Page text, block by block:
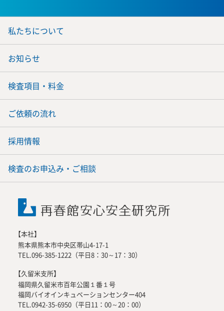
私たちについて
お知らせ
検査項目・料金
ご依頼の流れ
採用情報
検査のお申込み・ご相談
【本社】
熊本県熊本市中央区帯山4-17-1
TEL.096-385-1222（平日8：30～17：30）
【久留米支所】
福岡県久留米市百年公園１番１号
福岡バイオインキュベーションセンター404
TEL.0942-35-6950（平日11：00～20：00）